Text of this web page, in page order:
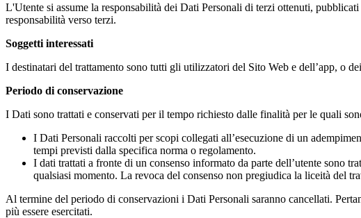
L'Utente si assume la responsabilità dei Dati Personali di terzi ottenuti,
responsabilità verso terzi.
Soggetti interessati
I destinatari del trattamento sono tutti gli utilizzatori del Sito Web e dell’app, o
Periodo di conservazione
I Dati sono trattati e conservati per il tempo richiesto dalle finalità per le quali
I Dati Personali raccolti per scopi collegati all’esecuzione di un
tempi previsti dalla specifica norma o regolamento.
I dati trattati a fronte di un consenso informato da parte dell’utente sono
qualsiasi momento. La revoca del consenso non pregiudica la liceità del
Al termine del periodo di conservazioni i Dati Personali saranno cancellati.
più essere esercitati.